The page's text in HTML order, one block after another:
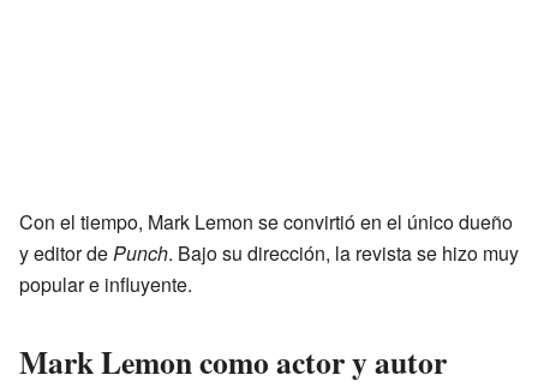
Con el tiempo, Mark Lemon se convirtió en el único dueño
y editor dePunch. Bajo su dirección, la revista se hizo muy
popular e influyente.
Mark Lemon como actor y autor